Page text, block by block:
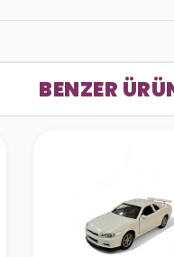
BENZER